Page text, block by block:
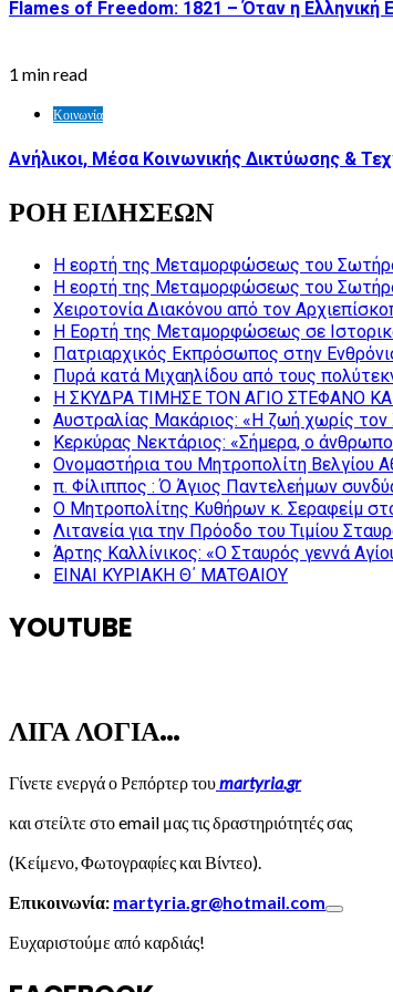
Flames of Freedom: 1821 – Όταν η Ελληνική
1 min read
Κοινωνία
Ανήλικοι, Μέσα Κοινωνικής Δικτύωσης &
ΡΟΗ ΕΙΔΗΣΕΩΝ
Η εορτή της Μεταμορφώσεως του
Η εορτή της Μεταμορφώσεως του
Χειροτονία Διακόνου από τον
Η Εορτή της Μεταμορφώσεως σε
Πατριαρχικός Εκπρόσωπος στην
Πυρά κατά Μιχαηλίδου από τους
Η ΣΚΥΔΡΑ ΤΙΜΗΣΕ ΤΟΝ ΑΓΙΟ ΣΤΕΦΑΝΟ
Αυστραλίας Μακάριος: «Η ζωή χωρίς τον
Κερκύρας Νεκτάριος: «Σήμερα, ο
Ονομαστήρια του Μητροπολίτη Βελγίου
π. Φίλιππος : Ό Άγιος Παντελεήμων
Ο Μητροπολίτης Κυθήρων κ. Σεραφείμ
Λιτανεία για την Πρόοδο του Τιμίου
Άρτης Καλλίνικος: «Ο Σταυρός γεννά
ΕΙΝΑΙ ΚΥΡΙΑΚΗ Θ΄ ΜΑΤΘΑΙΟΥ
YOUTUBE
ΛΙΓΑ ΛΟΓΙΑ…
Γίνετε ενεργά ο Ρεπόρτερ τουmartyria.gr
και στείλτε στο email μας τις δραστηριότητές σας
(Κείμενο, Φωτογραφίες και Βίντεο).
Επικοινωνία: martyria.gr@hotmail.com
Ευχαριστούμε από καρδιάς!